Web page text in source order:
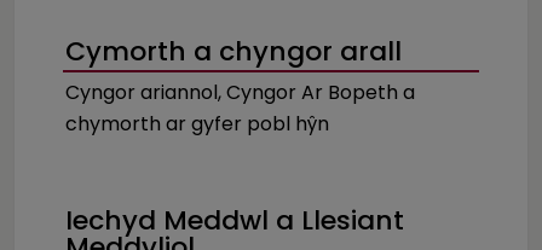
Cymorth a chyngor arall
Cyngor ariannol, Cyngor Ar Bopeth a
chymorth ar gyfer pobl hŷn
Iechyd Meddwl a Llesiant